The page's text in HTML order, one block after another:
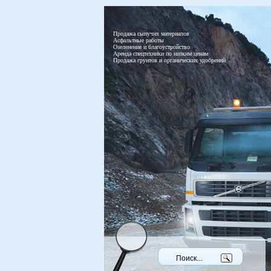
Продажа сыпучих материалов
Асфальтные работы
Озеленение и благоустройство
Аренда спецтехники по низким ценам
Продажа грунтов и органических удобрений